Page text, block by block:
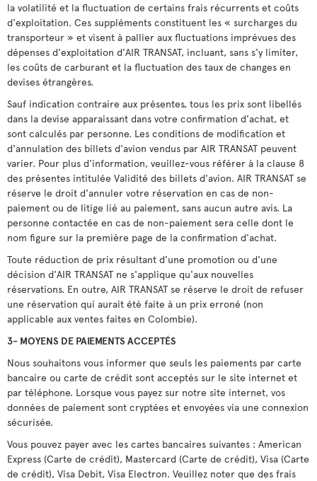
la volatilité et la fluctuation de certains frais récurrents et coûts
d'exploitation. Ces suppléments constituent les « surcharges du
transporteur » et visent à pallier aux fluctuations imprévues des
dépenses d'exploitation d'AIR TRANSAT, incluant, sans s'y limiter,
les coûts de carburant et la fluctuation des taux de changes en
devises étrangères.
Sauf indication contraire aux présentes, tous les prix sont libellés
dans la devise apparaissant dans votre confirmation d'achat, et
sont calculés par personne. Les conditions de modification et
d'annulation des billets d'avion vendus par AIR TRANSAT peuvent
varier. Pour plus d'information, veuillez-vous référer à la clause 8
des présentes intitulée Validité des billets d'avion. AIR TRANSAT se
réserve le droit d'annuler votre réservation en cas de non-
paiement ou de litige lié au paiement, sans aucun autre avis. La
personne contactée en cas de non-paiement sera celle dont le
nom figure sur la première page de la confirmation d'achat.
Toute réduction de prix résultant d'une promotion ou d'une
décision d'AIR TRANSAT ne s'applique qu'aux nouvelles
réservations. En outre, AIR TRANSAT se réserve le droit de refuser
une réservation qui aurait été faite à un prix erroné (non
applicable aux ventes faites en Colombie).
3- MOYENS DE PAIEMENTS ACCEPTÉS
Nous souhaitons vous informer que seuls les paiements par carte
bancaire ou carte de crédit sont acceptés sur le site internet et
par téléphone. Lorsque vous payez sur notre site internet, vos
données de paiement sont cryptées et envoyées via une connexion
sécurisée.
Vous pouvez payer avec les cartes bancaires suivantes : American
Express (Carte de crédit), Mastercard (Carte de crédit), Visa (Carte
de crédit), Visa Debit, Visa Electron. Veuillez noter que des frais